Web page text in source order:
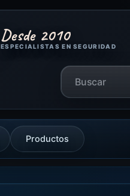
Desde 2010
ESPECIALISTAS EN SEGURIDAD
Productos